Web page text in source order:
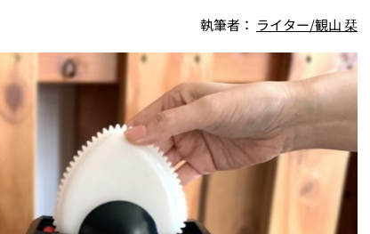
執筆者： ライター/観山 栞